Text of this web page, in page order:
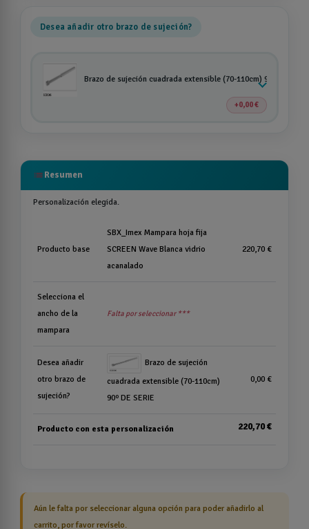
Desea añadir otro brazo de sujeción?
Brazo de sujeción cuadrada extensible (70-110cm) 90º DE
0,00 €
listResumen
Personalización elegida.
Producto base
SBX_Imex Mampara hoja fija
SCREEN Wave Blanca vidrio
acanalado
220,70 €
Selecciona el
ancho de la
mampara
Falta por seleccionar ***
Desea añadir
otro brazo de
sujeción?
Brazo de sujeción
cuadrada extensible (70-110cm)
90º DE SERIE
0,00 €
Producto con esta personalización 220,70 €
Aún le falta por seleccionar alguna opción para poder añadirlo al
carrito, por favor revíselo.